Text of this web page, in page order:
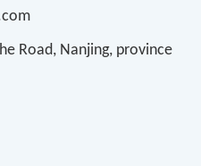
Road, Nanjing, province